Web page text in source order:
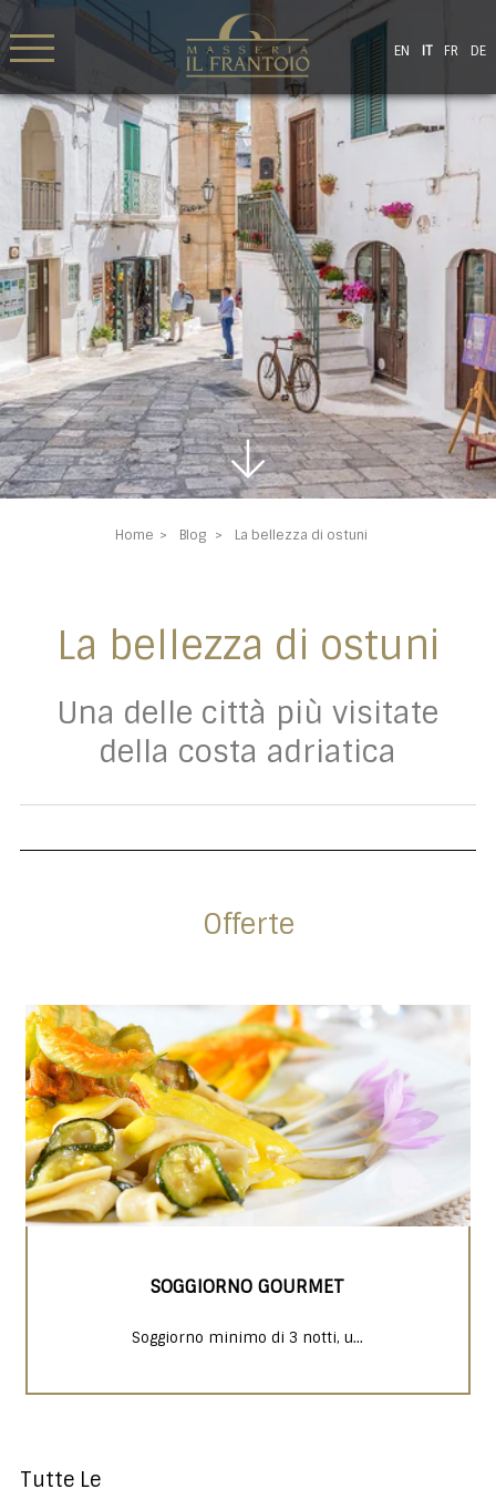
EN IT FR DE
Home Blog La bellezza di ostuni
La bellezza di ostuni
Una delle città più visitate
della costa adriatica
Offerte
SOGGIORNO GOURMET
Soggiorno minimo di 3 notti, u...
Tutte Le